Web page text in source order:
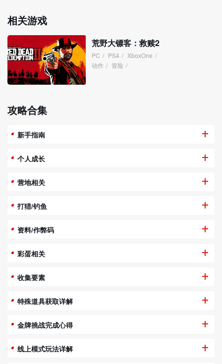
相关游戏
荒野大镖客：救赎2
PC / PS4 / XboxOne /
动作 / 冒险 /
攻略合集
新手指南
个人成长
营地相关
打猎/钓鱼
资料/作弊码
彩蛋相关
收集要素
特殊道具获取详解
金牌挑战完成心得
线上模式玩法详解